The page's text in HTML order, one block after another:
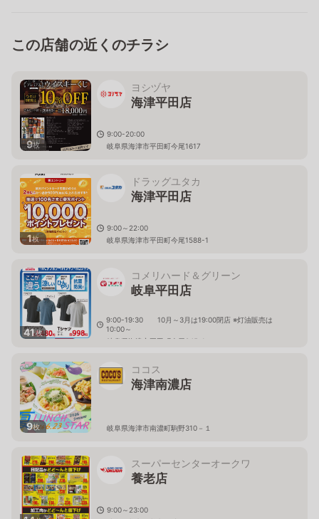
この店舗の近くのチラシ
9枚
ヨシヅヤ
海津平田店
9:00-20:00
岐阜県海津市平田町今尾1617
1枚
ドラッグユタカ
海津平田店
9:00～22:00
岐阜県海津市平田町今尾1588-1
41枚
コメリハード＆グリーン
岐阜平田店
9:00-19:30 10月～3月は19:00閉店 ※灯油販売は
10:00～
岐阜県海津市平田町今尾845-1
9枚
ココス
海津南濃店
岐阜県海津市南濃町駒野310－１
スーパーセンターオークワ
養老店
9:00～23:00